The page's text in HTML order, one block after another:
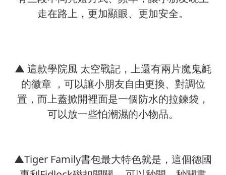
走在路上，更加顯眼、更加安全。
▲ 這款學院風 太空戰記，上還有兩片魔鬼氈
的徽章 ，可以讓小朋友自由更換、對調位
置，而上蓋掀開裡面是一個防水的拉鍊袋，
可以放一些怕潮濕的小物品。
▲Tiger Family書包最大特色就是，這個德國